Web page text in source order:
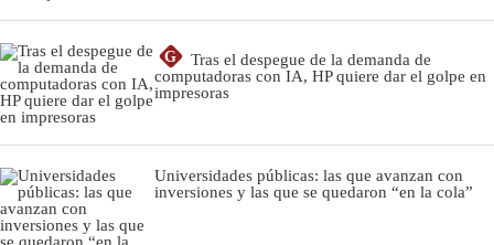
G
Tras el despegue de la demanda de
computadoras con IA, HP quiere dar el golpe en
impresoras
Universidades públicas: las que avanzan con
inversiones y las que se quedaron “en la cola”